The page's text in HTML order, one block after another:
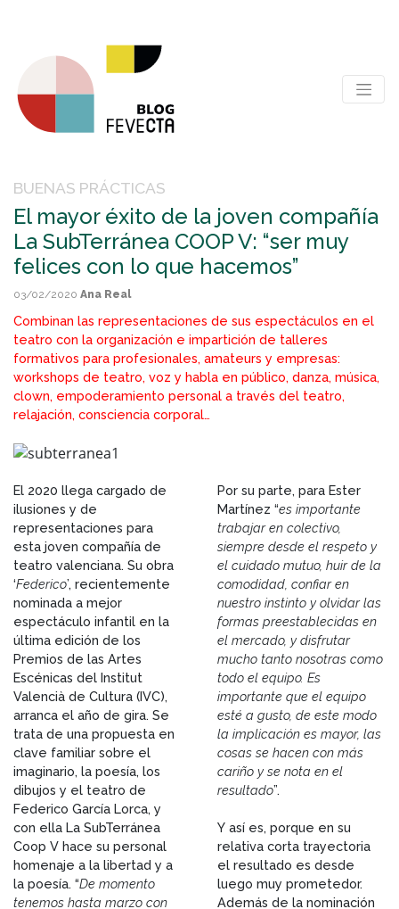
BUENAS PRÁCTICAS
El mayor éxito de la joven compañía
La SubTerránea COOP V: “ser muy
felices con lo que hacemos”
03/02/2020 Ana Real
Combinan las representaciones de sus espectáculos en el
teatro con la organización e impartición de talleres
formativos para profesionales, amateurs y empresas:
workshops de teatro, voz y habla en público, danza, música,
clown, empoderamiento personal a través del teatro,
relajación, consciencia corporal…
El 2020 llega cargado de
ilusiones y de
representaciones para
esta joven compañía de
teatro valenciana. Su obra
‘Federico’, recientemente
nominada a mejor
espectáculo infantil en la
última edición de los
Premios de las Artes
Escénicas del Institut
Valencià de Cultura (IVC),
arranca el año de gira. Se
trata de una propuesta en
clave familiar sobre el
imaginario, la poesía, los
dibujos y el teatro de
Federico García Lorca, y
con ella La SubTerránea
Coop V hace su personal
homenaje a la libertad y a
la poesía. “De momento
tenemos hasta marzo con
Por su parte, para Ester
Martínez “es importante
trabajar en colectivo,
siempre desde el respeto y
el cuidado mutuo, huir de la
comodidad, confiar en
nuestro instinto y olvidar las
formas preestablecidas en
el mercado, y disfrutar
mucho tanto nosotras como
todo el equipo. Es
importante que el equipo
esté a gusto, de este modo
la implicación es mayor, las
cosas se hacen con más
cariño y se nota en el
resultado”.
Y así es, porque en su
relativa corta trayectoria
el resultado es desde
luego muy prometedor.
Además de la nominación